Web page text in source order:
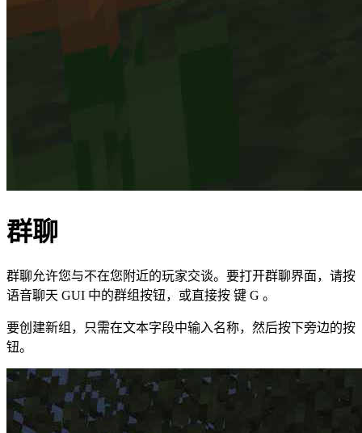
群聊
群聊允许您与不在您附近的玩家交谈。要打开群聊界面，请按
语音聊天 GUI 中的群组按钮，或直接按 键 G 。
要创建新组，只需在文本字段中输入名称，然后按下旁边的按
钮。